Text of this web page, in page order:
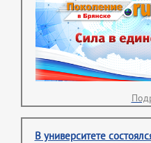
В университете